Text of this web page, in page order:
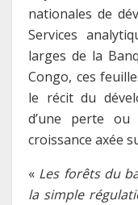
nationales de
Services
larges de la
Congo, ces
le récit du
d’une perte
croissance axée
« Les forêts du
la simple